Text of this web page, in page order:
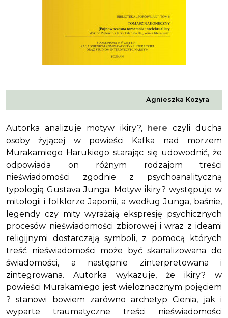
Agnieszka Kozyra
Autorka analizuje motyw ikiry?, here czyli ducha
osoby żyjącej w powieści Kafka nad morzem
Murakamiego Harukiego starając się udowodnić, że
odpowiada on różnym rodzajom treści
nieświadomości zgodnie z psychoanalityczną
typologią Gustava Junga. Motyw ikiry? występuje w
mitologii i folklorze Japonii, a według Junga, baśnie,
legendy czy mity wyrażają ekspresję psychicznych
procesów nieświadomości zbiorowej i wraz z ideami
religijnymi dostarczają symboli, z pomocą których
treść nieświadomości może być skanalizowana do
świadomości, a następnie zinterpretowana i
zintegrowana. Autorka wykazuje, że ikiry? w
powieści Murakamiego jest wieloznacznym pojęciem
? stanowi bowiem zarówno archetyp Cienia, jak i
wyparte traumatyczne treści nieświadomości